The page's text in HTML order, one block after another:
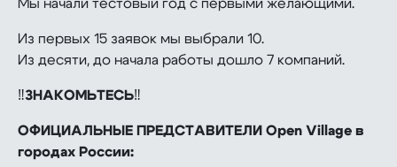
Мы начали тестовый год с первыми желающими.
Из первых 15 заявок мы выбрали 10.
Из десяти, до начала работы дошло 7 компаний.
‼️ЗНАКОМЬТЕСЬ‼️
ОФИЦИАЛЬНЫЕ ПРЕДСТАВИТЕЛИ Open Village в
городах России: